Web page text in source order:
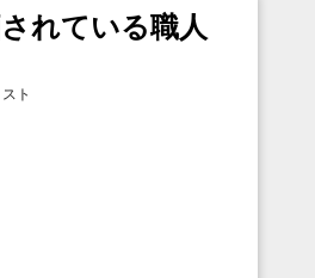
れている職人
ト